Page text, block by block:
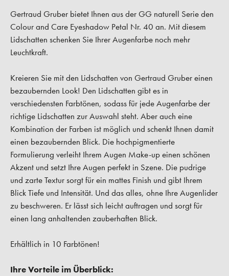
Gertraud Gruber bietet Ihnen aus der GG naturell Serie den
Colour and Care Eyeshadow Petal Nr. 40 an. Mit diesem
Lidschatten schenken Sie Ihrer Augenfarbe noch mehr
Leuchtkraft.
Kreieren Sie mit den Lidschatten von Gertraud Gruber einen
bezaubernden Look! Den Lidschatten gibt es in
verschiedensten Farbtönen, sodass für jede Augenfarbe der
richtige Lidschatten zur Auswahl steht. Aber auch eine
Kombination der Farben ist möglich und schenkt Ihnen damit
einen bezaubernden Blick. Die hochpigmentierte
Formulierung verleiht Ihrem Augen Make-up einen schönen
Akzent und setzt Ihre Augen perfekt in Szene. Die pudrige
und zarte Textur sorgt für ein mattes Finish und gibt Ihrem
Blick Tiefe und Intensität. Und das alles, ohne Ihre Augenlider
zu beschweren. Er lässt sich leicht auftragen und sorgt für
einen lang anhaltenden zauberhaften Blick.
Erhältlich in 10 Farbtönen!
Ihre Vorteile im Überblick: